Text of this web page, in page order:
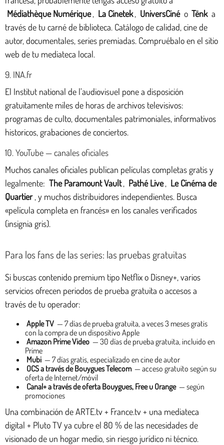
Médiathèque Numérique , La Cinetek, UniversCiné o Tënk a
través de tu carné de biblioteca. Catálogo de calidad, cine de
autor, documentales, series premiadas. Compruébalo en el sitio
web de tu mediateca local.
9. INA.fr
El Institut national de l’audiovisuel pone a disposición
gratuitamente miles de horas de archivos televisivos:
programas de culto, documentales patrimoniales, informativos
historicos, grabaciones de conciertos.
10. YouTube — canales oficiales
Muchos canales oficiales publican películas completas gratis y
legalmente: The Paramount Vault , Pathé Live, Le Cinéma de
Quartier , y muchos distribuidores independientes. Busca
«película completa en francés» en los canales verificados
(insignia gris).
Para los fans de las series: las pruebas gratuitas
Si buscas contenido premium tipo Netflix o Disney+, varios
servicios ofrecen periodos de prueba gratuita o accesos a
través de tu operador:
Apple TV — 7 días de prueba gratuita, a veces 3 meses gratis
con la compra de un dispositivo Apple
Amazon Prime Video — 30 días de prueba gratuita, incluido en
Prime
Mubi — 7 días gratis, especializado en cine de autor
OCS a través de Bouygues Telecom — acceso gratuito según su
oferta de Internet/móvil
Canal+ a través de oferta Bouygues, Free u Orange — según
promociones
Una combinación de ARTE.tv + France.tv + una mediateca
digital + Pluto TV ya cubre el 80 % de las necesidades de
visionado de un hogar medio, sin riesgo jurídico ni técnico.